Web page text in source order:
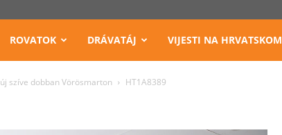
ROVATOK DRÁVATÁJ VIJESTI NA HRVATSKOM
szíve dobban Vörösmarton HT1A8389